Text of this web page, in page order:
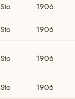
Sto 1906
Sto 1906
Sto 1906
Sto 1906